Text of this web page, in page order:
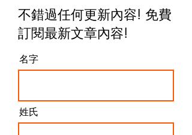
種「像坦克一樣」的結構強度，以及極致精密的齒輪
制手感。 而 G7 的出現，幾乎是在說： 「如果我們用
同樣的設計語言、同樣的材料工藝，但把價格打下來
從外觀、比例、機構配置，到整體操作邏輯——G7 幾
乎完全站在 C1 的影子之中。但這並不是單純的模仿
歧 真正拉開差距的，是水平旋轉（Pan）
不錯過任何更新內容! 免費
訂閱最新文章內容!
名字
姓氏